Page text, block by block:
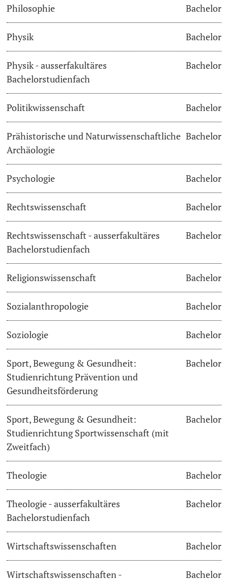
Philosophie Bachelor
Physik Bachelor
Physik - ausserfakultäres
Bachelorstudienfach
Bachelor
Politikwissenschaft Bachelor
Prähistorische und Naturwissenschaftliche
Archäologie
Bachelor
Psychologie Bachelor
Rechtswissenschaft Bachelor
Rechtswissenschaft - ausserfakultäres
Bachelorstudienfach
Bachelor
Religionswissenschaft Bachelor
Sozialanthropologie Bachelor
Soziologie Bachelor
Sport, Bewegung & Gesundheit:
Studienrichtung Prävention und
Gesundheitsförderung
Bachelor
Sport, Bewegung & Gesundheit:
Studienrichtung Sportwissenschaft (mit
Zweitfach)
Bachelor
Theologie Bachelor
Theologie - ausserfakultäres
Bachelorstudienfach
Bachelor
Wirtschaftswissenschaften Bachelor
Wirtschaftswissenschaften - Bachelor